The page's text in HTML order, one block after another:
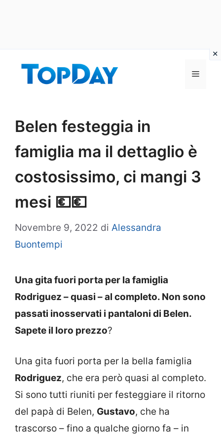
Menu
Belen festeggia in
famiglia ma il dettaglio è
costosissimo, ci mangi 3
mesi 💶💶
Novembre 9, 2022 di Alessandra
Buontempi
Una gita fuori porta per la famiglia
Rodriguez – quasi – al completo. Non sono
passati inosservati i pantaloni di Belen.
Sapete il loro prezzo?
Una gita fuori porta per la bella famiglia
Rodriguez, che era però quasi al completo.
Si sono tutti riuniti per festeggiare il ritorno
del papà di Belen, Gustavo, che ha
trascorso – fino a qualche giorno fa – in